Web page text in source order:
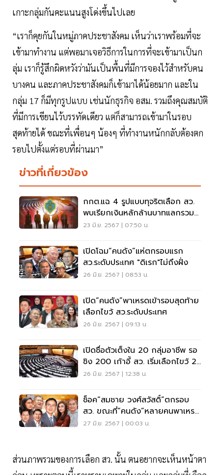
เกาะกลุ่มกันคะแนนสูงโด่งขึ้นไปเลย
“เราก็คุยกันในหมู่ภาคประชาสังคม เห็นว่าเราพร้อมที่จะ
เข้ามาทำงาน แต่พอมาเจอวิธีการในการที่จะเข้ามาเป็นก
ลุ่ม เราก็รู้สึกผิดหวังว่ามันเป็นพื้นที่มีการจองไว้สำหรับคน
บางคน และภาคประชาสังคมก็เข้ามาได้น้อยมาก และใน
กลุ่ม 17 ก็มีทุกรูปแบบ เช่นนักธุรกิจ อสม. รวมถึงคุณสมบัติ
ที่มีการเขียนไว้บรรทัดเดียว แต่ก็สามารถเข้ามาในรอบ
สุดท้ายได้ ขณะที่เพื่อนๆ น้องๆ ที่ทำงานหนักกลับต้องตก
รอบไปตั้งแต่รอบที่ผ่านมา”
ข่าวที่เกี่ยวข้อง
กกต.แฉ 4 รูปแบบทุจริตเลือก สว.
พบเรียกเงินหลักล้านบาทแลกรวม
เสียงหนุน
23 มิ.ย. 2567 | 07:50 น.
เปิดโฉม“คนดัง”แห่ตกรอบแรก
สว.ระดับประเทศ "ดิเรก"ไม่ถึงฝั่ง
26 มิ.ย. 2567 | 08:53 น.
เปิด“คนดัง”พาเหรดเข้ารอบสุดท้าย
เลือกไขว้ สว.ระดับประเทศ
26 มิ.ย. 2567 | 09:13 น.
เปิดชื่อตัวเต็งใน 20 กลุ่มอาชีพ รอ
ชิง 200 เก้าอี้ สว. เริ่มเลือกไขว้ 2
ทุ่ม
26 มิ.ย. 2567 | 12:38 น.
ช็อค“สมชาย วงศ์สวัสดิ์”ตกรอบ
สว. ขณะที่“คนดัง”หลายคนพาเหรด
เข้าสภาสูง
27 มิ.ย. 2567 | 00:03 น.
ส่วนภาพรวมของการเลือก สว. นั้น ตนอยากจะเห็นหน้าตา